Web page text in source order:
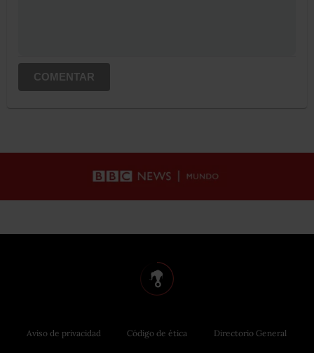
COMENTAR
Aviso de privacidad Código de ética Directorio General